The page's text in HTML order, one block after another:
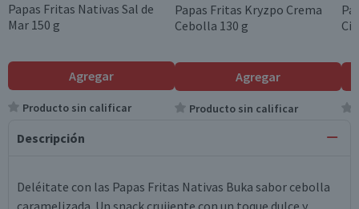
Papas Fritas Nativas Sal de
Mar 150 g
Agregar
Producto sin calificar
Papas Fritas Kryzpo Crema
Cebolla 130 g
Agregar
Producto sin calificar
Descripción
Deléitate con las Papas Fritas Nativas Buka sabor cebolla
caramelizada. Un snack crujiente con un toque dulce y